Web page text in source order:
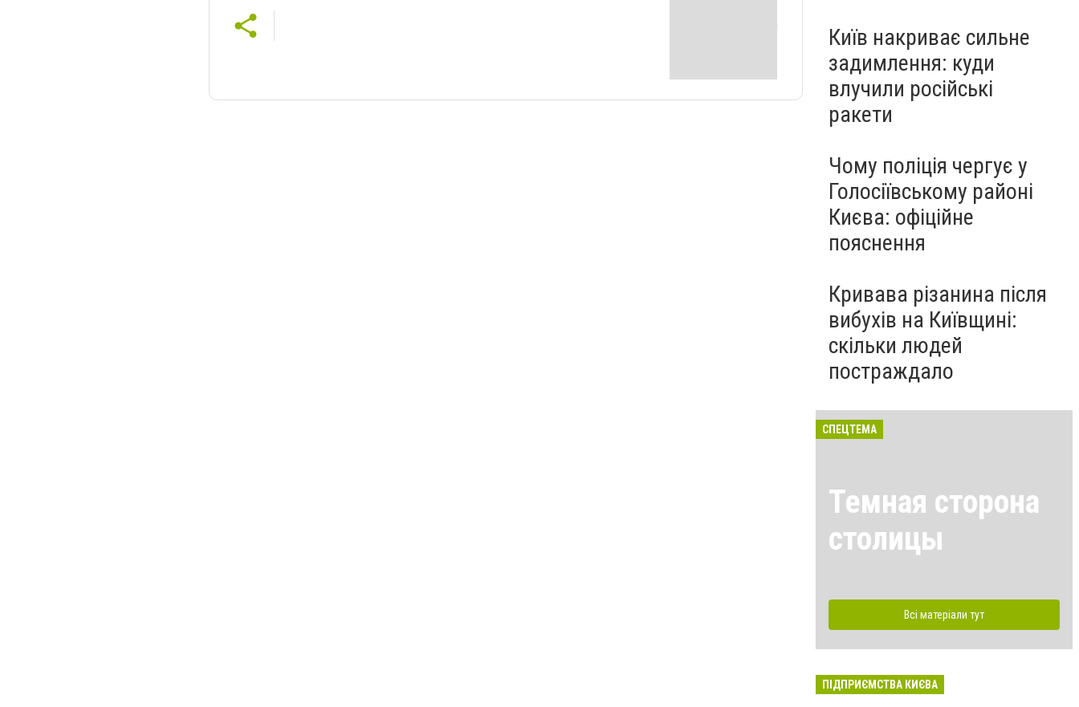
Київ накриває сильне
задимлення: куди
влучили російські
ракети
Чому поліція чергує у
Голосіївському районі
Києва: офіційне
пояснення
Кривава різанина після
вибухів на Київщині:
скільки людей
постраждало
СПЕЦТЕМА
Темная сторона
столицы
Всі матеріали тут
ПІДПРИЄМСТВА КИЄВА